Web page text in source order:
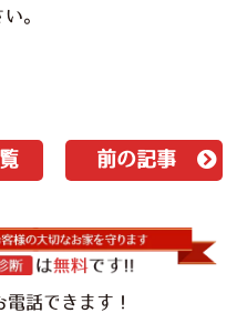
。
前の記事
話できます！